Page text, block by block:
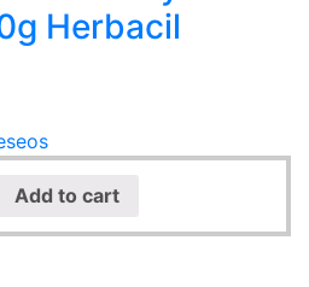
Herbacil
Add to cart